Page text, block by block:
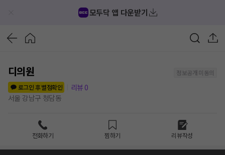
모두닥 앱 다운받기
디의원
정보공개 미동의
로그인 후 별점확인
리뷰 0
서울 강남구 청담동
전화하기 찜하기 리뷰작성